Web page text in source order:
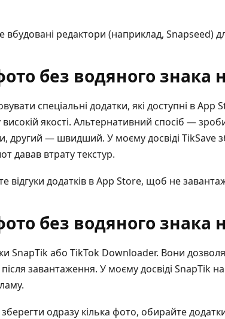
редактори (наприклад, Snapseed)
без водяного знака
спеціальні додатки, які доступні в
високій якості. Альтернативний спосіб —
другий — швидший. У моєму досвіді TikSave
давав втрату текстур.
відгуки додатків в App Store, щоб не
без водяного знака
SnapTik або TikTok Downloader. Вони
після завантаження. У моєму досвіді SnapTik
одразу кілька фото, обирайте